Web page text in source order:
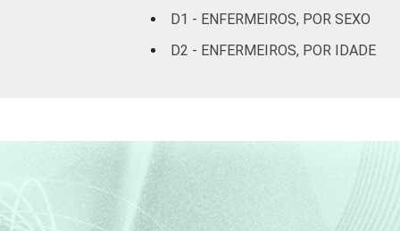
Interior
Fonte: CGI.br/NIC.br, Centro Regional
D1 - ENFERMEIROS, POR SEXO
D2 - ENFERMEIROS, POR IDADE